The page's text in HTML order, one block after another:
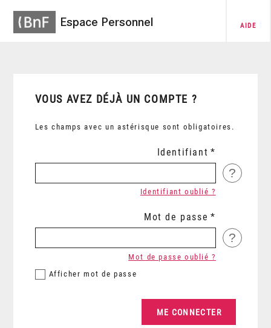
Espace Personnel AIDE
VOUS AVEZ DÉJÀ UN COMPTE ?
Les champs avec un astérisque sont obligatoires.
Identifiant
?
Identifiant oublié ?
Mot de passe
?
Afficher mot de passe
Mot de passe oublié ?